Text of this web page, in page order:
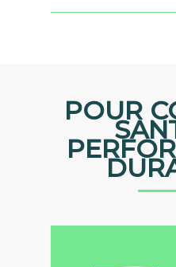
POUR